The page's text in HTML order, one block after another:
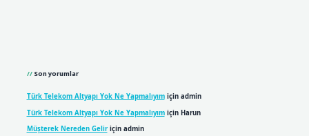
Son yorumlar
Türk Telekom Altyapı Yok Ne Yapmalıyımiçin admin
Türk Telekom Altyapı Yok Ne Yapmalıyımiçin Harun
Müşterek Nereden Geliriçin admin